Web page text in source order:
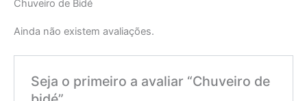
Chuveiro de Bidé
Ainda não existem avaliações.
Seja o primeiro a avaliar “Chuveiro de